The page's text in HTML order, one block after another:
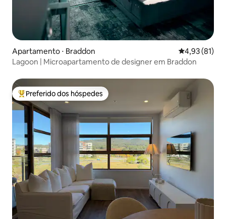
Apartamento ⋅ Braddon 4,93 de uma
4,93 (81)
Lagoon | Microapartamento de designer em Braddon
Entre os melhores preferidos dos hóspedes
Preferido dos hóspedes